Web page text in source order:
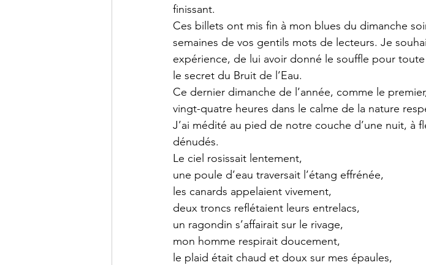
finissant.
Ces billets ont mis fin à mon blues du dimanche
semaines de vos gentils mots de lecteurs. Je
expérience, de lui avoir donné le souffle pour
le secret du Bruit de l’Eau.
Ce dernier dimanche de l’année, comme le
vingt-quatre heures dans le calme de la nature
J’ai médité au pied de notre couche d’une nuit, à
dénudés.
Le ciel rosissait lentement,
une poule d’eau traversait l’étang effrénée,
les canards appelaient vivement,
deux troncs reflétaient leurs entrelacs,
un ragondin s’affairait sur le rivage,
mon homme respirait doucement,
le plaid était chaud et doux sur mes épaules,